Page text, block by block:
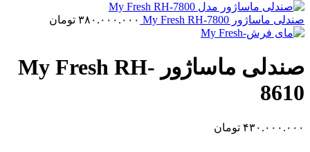
صندلی ماساژور My Fresh RH-7800 ۳۸۰.۰۰۰.۰۰۰ تومان
صندلی ماساژور My Fresh RH-
8610
۴۳۰.۰۰۰.۰۰۰ تومان